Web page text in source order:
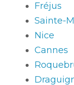
Fréjus
Sainte-
Nice
Cannes